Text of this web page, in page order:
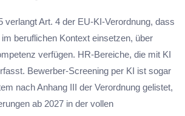
verlangt Art. 4 der EU-KI-Verordnung, dass
beruflichen Kontext einsetzen, über
verfügen. HR-Bereiche, die mit KI
Bewerber-Screening per KI ist sogar
nach Anhang III der Verordnung gelistet,
ab 2027 in der vollen